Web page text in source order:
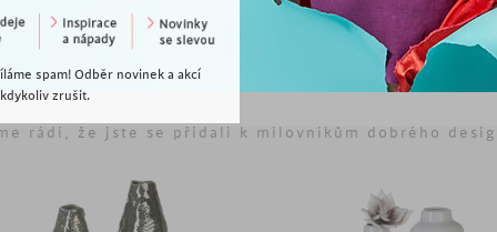
spam! Odběr novinek a akcí
zrušit.
Vybíráme pro Vás
rádi, že jste se přidali k milovníkům dobrého